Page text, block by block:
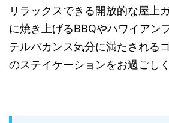
リラックスできる開放的な屋上
に焼き上げるBBQやハワイアン
テルバカンス気分に満たされる
のステイケーションをお過ごしく